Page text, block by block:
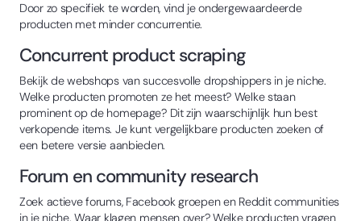
Door zo specifiek te worden, vind je ondergewaardeerde
producten met minder concurrentie.
Concurrent product scraping
Bekijk de webshops van succesvolle dropshippers in je niche.
Welke producten promoten ze het meest? Welke staan
prominent op de homepage? Dit zijn waarschijnlijk hun best
verkopende items. Je kunt vergelijkbare producten zoeken of
een betere versie aanbieden.
Forum en community research
Zoek actieve forums, Facebook groepen en Reddit communities
in je niche. Waar klagen mensen over? Welke producten vragen